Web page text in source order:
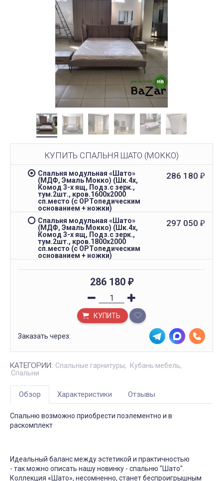
КУПИТЬ СПАЛЬНЯ ШАТО (МОККО)
Спальня модульная «Шато»
(МДФ, Эмаль Мокко) (Шк.4х,
Комод 3-х ящ, Подз.с зерк.,
тум.2шт., кров.1600х2000
сп.место (с ОРТопедическим
основанием + ножки)
286 180 ₽
Спальня модульная «Шато»
(МДФ, Эмаль Мокко) (Шк.4х,
Комод 3-х ящ, Подз.с зерк.,
тум.2шт., кров.1800х2000
сп.место (с ОРТопедическим
основанием + ножки)
297 050 ₽
286 180 ₽
КУПИТЬ
Заказать через:
КАТЕГОРИИ: Спальные гарнитуры
Кубань мебель
Спальни
Обзор Характеристики Отзывы
Спальню возможно приобрести поэлементно и в
раскомплект
Идеальный баланс между эстетикой и практичностью
- так можно описать нашу новинку - спальню "Шато".
Коллекция «Шато», несомненно, станет беспроигрышным